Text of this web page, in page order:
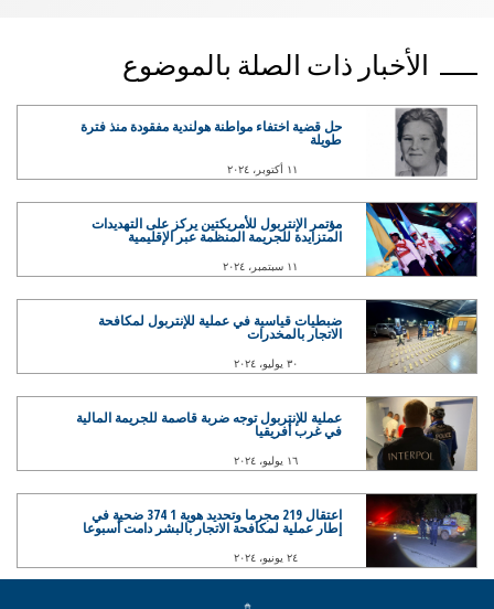
الأخبار ذات الصلة بالموضوع
حل قضية اختفاء مواطنة هولندية مفقودة منذ فترة
طويلة
١١ أكتوبر، ٢٠٢٤
مؤتمر الإنتربول للأمريكتين يركز على التهديدات
المتزايدة للجريمة المنظمة عبر الإقليمية
١١ سبتمبر، ٢٠٢٤
ضبطيات قياسية في عملية للإنتربول لمكافحة
الاتجار بالمخدرات
٣٠ يوليو، ٢٠٢٤
عملية للإنتربول توجه ضربة قاصمة للجريمة المالية
في غرب أفريقيا
١٦ يوليو، ٢٠٢٤
اعتقال 219 مجرما وتحديد هوية 1 374 ضحية في
إطار عملية لمكافحة الاتجار بالبشر دامت أسبوعا
٢٤ يونيو، ٢٠٢٤